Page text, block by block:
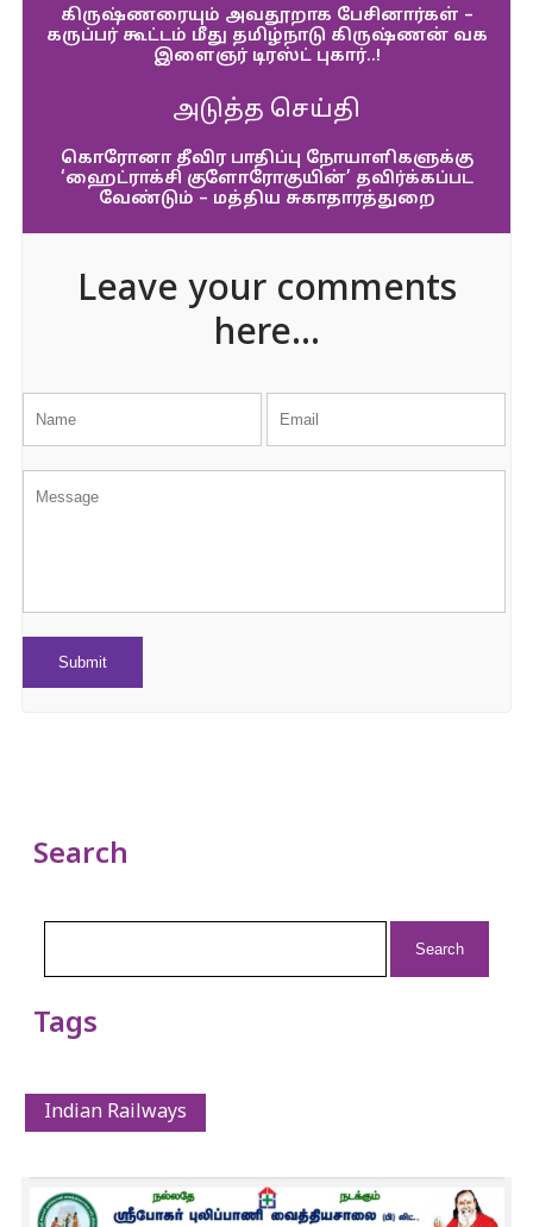
கிருஷ்ணரையும் அவதூறாக பேசினார்கள் –
கருப்பர் கூட்டம் மீது தமிழ்நாடு கிருஷ்ணன் வக
இளைஞர் டிரஸ்ட் புகார்..!
அடுத்த செய்தி
கொரோனா தீவிர பாதிப்பு நோயாளிகளுக்கு
‘ஹைட்ராக்சி குளோரோகுயின்’ தவிர்க்கப்பட
வேண்டும் – மத்திய சுகாதாரத்துறை
Leave your comments
here...
Search
Tags
Indian Railways